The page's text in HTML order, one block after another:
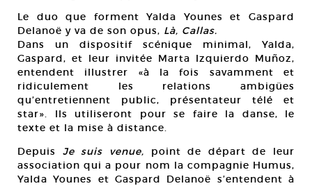
Le duo que forment Yalda Younes et Gaspard
Delanoë y va de son opus, Là, Callas.
Dans un dispositif scénique minimal, Yalda,
Gaspard, et leur invitée Marta Izquierdo Muñoz,
entendent illustrer «à la fois savamment et
ridiculement les relations ambigües
qu’entretiennent public, présentateur télé et
star». Ils utiliseront pour se faire la danse, le
texte et la mise à distance.
Depuis Je suis venue, point de départ de leur
association qui a pour nom la compagnie Humus,
Yalda Younes et Gaspard Delanoë s’entendent à